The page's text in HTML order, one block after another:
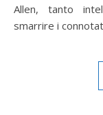
Allen, tanto
smarrire i